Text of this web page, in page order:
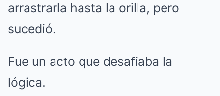
arrastrarla hasta la orilla, pero
sucedió.
Fue un acto que desafiaba la
lógica.